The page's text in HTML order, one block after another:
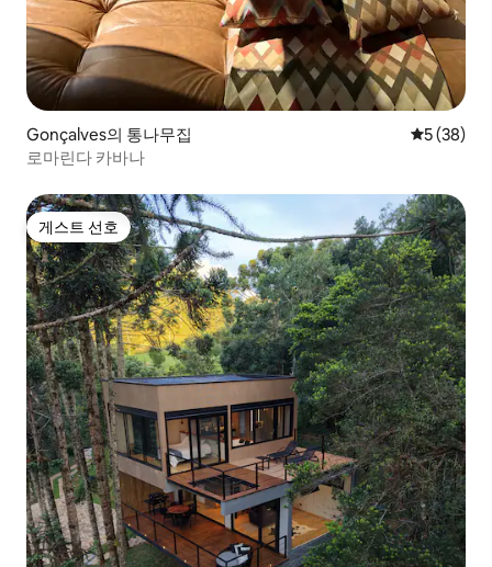
Gonçalves의 통나무집 평점 5점(5
5 (38)
로마린다 카바나
게스트 선호
게스트 선호